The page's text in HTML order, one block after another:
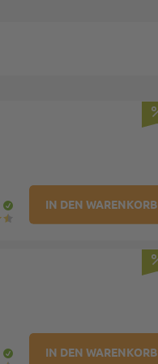
IN DEN WARENKORB
IN DEN WARENKORB